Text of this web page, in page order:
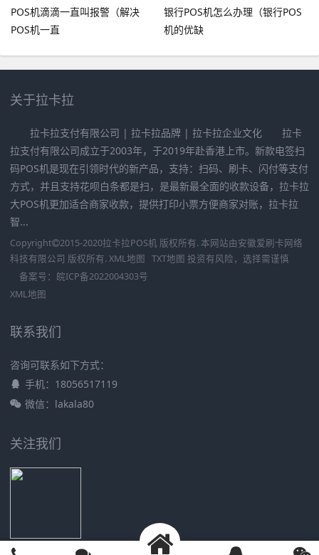
POS机滴滴一直叫报警（解决
POS机一直
银行POS机怎么办理（银行POS
机的优缺
关于拉卡拉
拉卡拉支付有限公司 | 拉卡拉品牌 | 拉卡拉企业文化 拉卡
拉支付有限公司成立于2003年，于2019年赴香港上市。新款电签扫
码POS机是现在引领时代的新产品，支持：扫码、刷卡、闪付等支付
方式，并且支持花呗白条都是扫，是最新最全面的收款设备，拉卡拉
大POS机更加适合商家收款，提供打印小票方便商家对账，拉卡拉
智...
Copyright 2015-2020拉卡拉POS机 版权所有. 本网站由安徽爱刷卡网络
科技有限公司 版权所有. XML地图 TXT地图 投资有风险，选择需谨慎
备案号： 皖ICP备2022004303号
XML地图
联系我们
咨询可联系如下方式：
手机：18056517119
微信：lakala80
关注我们